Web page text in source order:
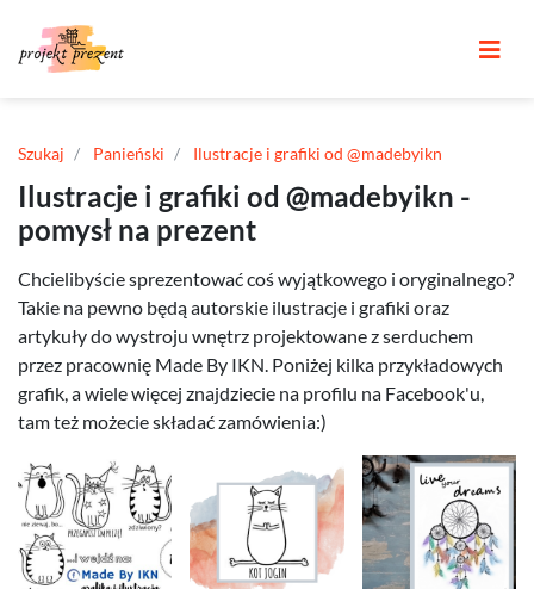
Szukaj Panieński Ilustracje i grafiki od @madebyikn
Ilustracje i grafiki od @madebyikn -
pomysł na prezent
Chcielibyście sprezentować coś wyjątkowego i oryginalnego?
Takie na pewno będą autorskie ilustracje i grafiki oraz
artykuły do wystroju wnętrz projektowane z serduchem
przez pracownię Made By IKN. Poniżej kilka przykładowych
grafik, a wiele więcej znajdziecie na profilu na Facebook'u,
tam też możecie składać zamówienia:)